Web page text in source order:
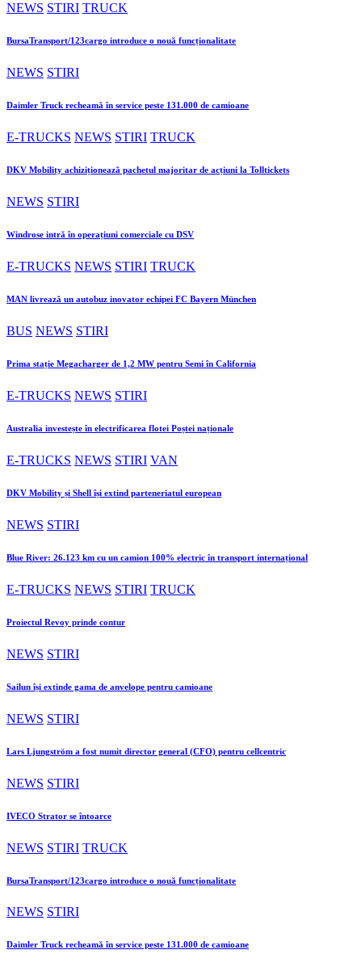
NEWS STIRI TRUCK
BursaTransport/123cargo introduce o nouă funcționalitate
NEWS STIRI
Daimler Truck recheamă în service peste 131.000 de camioane
E-TRUCKS NEWS STIRI TRUCK
DKV Mobility achiziționează pachetul majoritar de acțiuni la Tolltickets
NEWS STIRI
Windrose intră în operațiuni comerciale cu DSV
E-TRUCKS NEWS STIRI TRUCK
MAN livrează un autobuz inovator echipei FC Bayern München
BUS NEWS STIRI
Prima stație Megacharger de 1,2 MW pentru Semi în California
E-TRUCKS NEWS STIRI
Australia investește în electrificarea flotei Poștei naționale
E-TRUCKS NEWS STIRI VAN
DKV Mobility și Shell își extind parteneriatul european
NEWS STIRI
Blue River: 26.123 km cu un camion 100% electric în transport internațional
E-TRUCKS NEWS STIRI TRUCK
Proiectul Revoy prinde contur
NEWS STIRI
Sailun își extinde gama de anvelope pentru camioane
NEWS STIRI
Lars Ljungström a fost numit director general (CFO) pentru cellcentric
NEWS STIRI
IVECO Strator se întoarce
NEWS STIRI TRUCK
BursaTransport/123cargo introduce o nouă funcționalitate
NEWS STIRI
Daimler Truck recheamă în service peste 131.000 de camioane